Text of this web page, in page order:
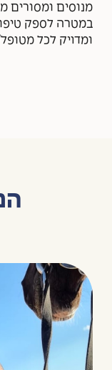
מנוסים ומסורים
במטרה לספק
ומדויק לכל